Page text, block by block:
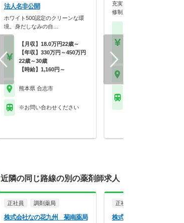
法人名非公開
ホワイト500認定のクリーンな環
境。身だしなみの自…
【月収】18.0万円22歳～
【年収】330万円～450万円
22歳～30歳
【時給】1,160円～
熊本県 合志市
※お問い合わせください
充実したフォロー体制と監査
修制度で、安心して業…
近隣の同じ路線の別の薬剤師求人
正社員 調剤薬局
株式会社なの花九州 菊南薬局
正社員
株式会社ファーマダイワ